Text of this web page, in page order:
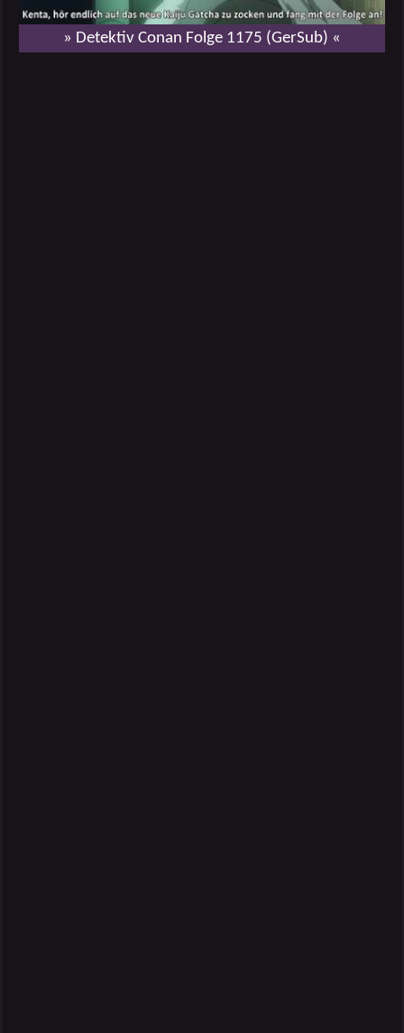
» Detektiv Conan Folge 1175 (GerSub) «